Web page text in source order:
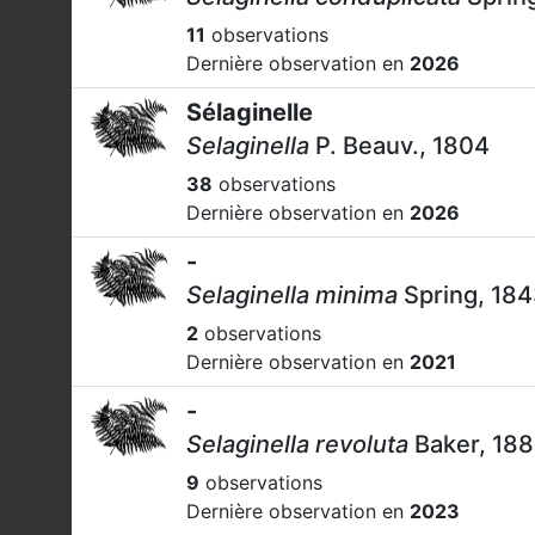
11 observations
Dernière observation en 2026
Sélaginelle
Selaginella P. Beauv., 1804
38 observations
Dernière observation en 2026
-
Selaginella minima Spring,
2 observations
Dernière observation en 2021
-
Selaginella revoluta Baker,
9 observations
Dernière observation en 2023